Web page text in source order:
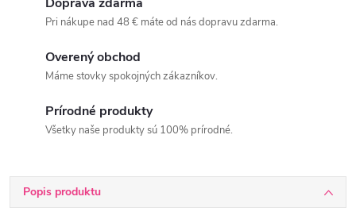
Pri nákupe nad 48 € máte od nás dopravu zdarma.
Overený obchod
Máme stovky spokojných zákazníkov.
Prírodné produkty
Všetky naše produkty sú 100% prírodné.
Popis produktu